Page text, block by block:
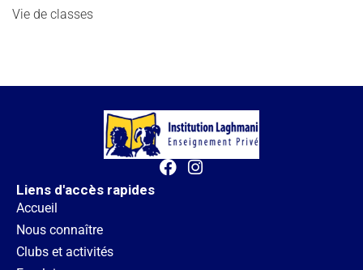
Vie de classes
Liens d'accès rapides
Accueil
Nous connaître
Clubs et activités